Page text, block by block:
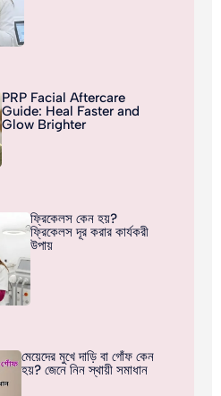
PRP Facial Aftercare
Guide: Heal Faster and
Glow Brighter
ফ্রিকেলস কেন হয়?
ফ্রিকেলস দূর করার কার্যকরী
উপায়
মেয়েদের মুখে দাড়ি বা গোঁফ কেন
হয়? জেনে নিন স্থায়ী সমাধান